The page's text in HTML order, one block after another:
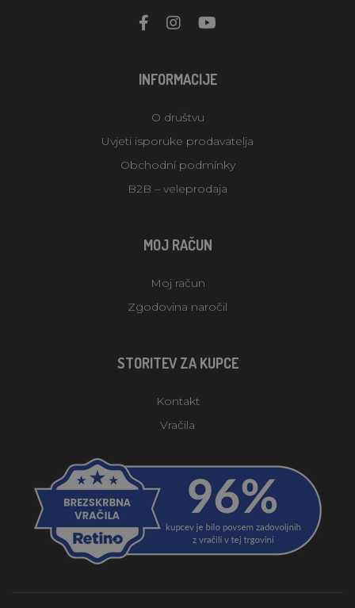
INFORMACIJE
O društvu
Uvjeti isporuke prodavatelja
Obchodní podmínky
B2B – veleprodaja
MOJ RAČUN
Moj račun
Zgodovina naročil
STORITEV ZA KUPCE
Kontakt
Vračila